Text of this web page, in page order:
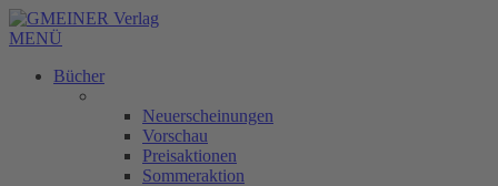
MENÜ
Bücher
Neuerscheinungen
Vorschau
Preisaktionen
Sommeraktion